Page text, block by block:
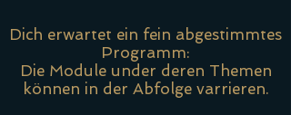
Dich erwartet ein fein abgestimmtes
Programm:
Die Module under deren Themen
können in der Abfolge varrieren.